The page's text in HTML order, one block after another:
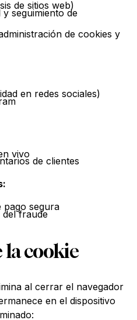
de sitios web)
seguimiento de
de cookies y
en redes sociales)
vivo
de clientes
pago segura
del fraude
la cookie
al cerrar el navegador
en el dispositivo